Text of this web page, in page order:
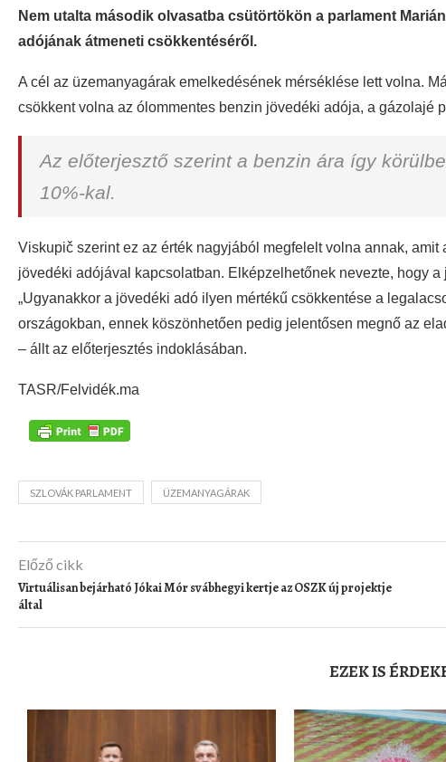
Nem utalta második olvasatba csütörtökön a parlament
adójának átmeneti csökkentéséről.
A cél az üzemanyagárak emelkedésének mérséklése lett volna.
csökkent volna az ólommentes benzin jövedéki adója, a gázolajé
Az előterjesztő szerint a benzin ára így
10%-kal.
Viskupič szerint ez az érték nagyjából megfelelt volna annak,
jövedéki adójával kapcsolatban. Elképzelhetőnek nevezte, hogy
„Ugyanakkor a jövedéki adó ilyen mértékű csökkentése a
országokban, ennek köszönhetően pedig jelentősen megnő az
– állt az előterjesztés indoklásában.
TASR/Felvidék.ma
SZLOVÁK PARLAMENT ÜZEMANYAGÁRAK
Előző cikk
Virtuálisan bejárható Jókai Mór svábhegyi kertje az OSZK új projektje
által
EZEK IS